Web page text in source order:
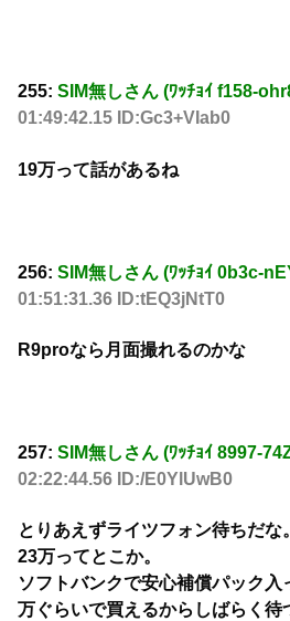
255: SIM無しさん (ﾜｯﾁｮｲ f158-
01:49:42.15 ID:Gc3+VIab0
19万って話があるね
256: SIM無しさん (ﾜｯﾁｮｲ 0b3c-
01:51:31.36 ID:tEQ3jNtT0
R9proなら月面撮れるのかな
257: SIM無しさん (ﾜｯﾁｮｲ 8997-
02:22:44.56 ID:/E0YlUwB0
とりあえずライツフォン待ちだな。
23万ってとこか。
ソフトバンクで安心補償パック
万ぐらいで買えるからしばらく待